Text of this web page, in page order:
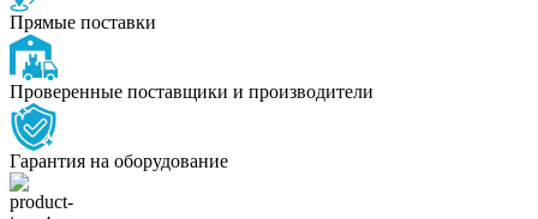
Прямые поставки
Проверенные поставщики и производители
Гарантия на оборудование